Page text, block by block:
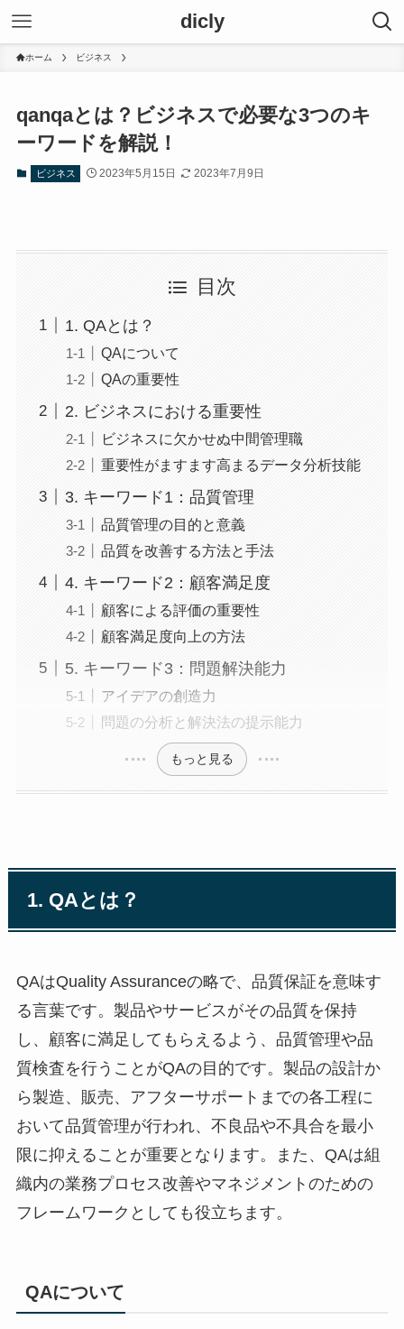
dicly
ホーム ビジネス
qanqaとは？ビジネスで必要な3つのキ
ーワードを解説！
ビジネス 2023年5月15日 2023年7月9日
目次
1. QAとは？
QAについて
QAの重要性
2. ビジネスにおける重要性
ビジネスに欠かせぬ中間管理職
重要性がますます高まるデータ分析技能
3. キーワード1：品質管理
品質管理の目的と意義
品質を改善する方法と手法
4. キーワード2：顧客満足度
顧客による評価の重要性
顧客満足度向上の方法
5. キーワード3：問題解決能力
アイデアの創造力
問題の分析と解決法の提示能力
もっと見る
1. QAとは？
QAはQuality Assuranceの略で、品質保証を意味す
る言葉です。製品やサービスがその品質を保持
し、顧客に満足してもらえるよう、品質管理や品
質検査を行うことがQAの目的です。製品の設計か
ら製造、販売、アフターサポートまでの各工程に
おいて品質管理が行われ、不良品や不具合を最小
限に抑えることが重要となります。また、QAは組
織内の業務プロセス改善やマネジメントのための
フレームワークとしても役立ちます。
QAについて